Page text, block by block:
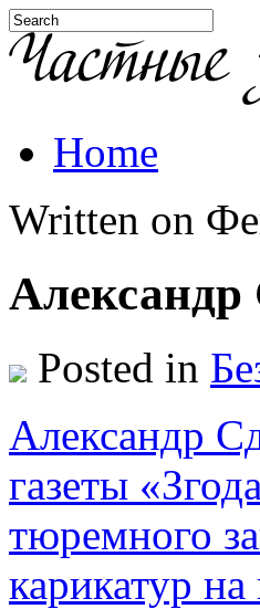
Home
Written on
Posted in
Александр
газеты
тюремного
карикатур